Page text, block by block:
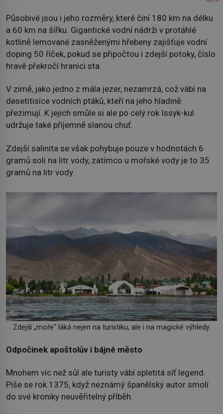
Působivé jsou i jeho rozměry, které činí 180 km na délku
a 60 km na šířku. Gigantické vodní nádrži v protáhlé
kotlině lemované zasněženými hřebeny zajišťuje vodní
doping 50 říček, pokud se připočtou i zdejší potoky, číslo
hravě překročí hranici sta.
V zimě, jako jedno z mála jezer, nezamrzá, což vábí na
desetitisíce vodních ptáků, kteří na jeho hladině
přezimují. K jejich smůle si ale po celý rok Issyk-kul
udržuje také příjemně slanou chuť.
Zdejší salinita se však pohybuje pouze v hodnotách 6
gramů soli na litr vody, zatímco u mořské vody je to 35
gramů na litr vody.
Zdejší „moře“ láká nejen na turistiku, ale i na magické výhledy.
Odpočinek apoštolův i bájné město
Mnohem víc než sůl ale turisty vábí spletitá síť legend.
Píše se rok 1375, když neznámý španělský autor smolí
do své kroniky neuvěřitelný příběh.